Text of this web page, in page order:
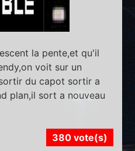
la pente,et qu'il
voit sur un
du capot sortir a
plan,il sort a nouveau
380 vote(s)